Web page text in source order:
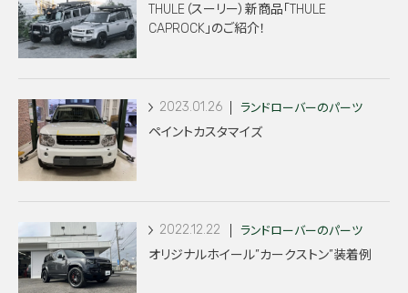
THULE（スーリー）新商品「THULE
CAPROCK」のご紹介！
2023.01.26 ランドローバーのパーツ
ペイントカスタマイズ
2022.12.22 ランドローバーのパーツ
オリジナルホイール”カークストン”装着例